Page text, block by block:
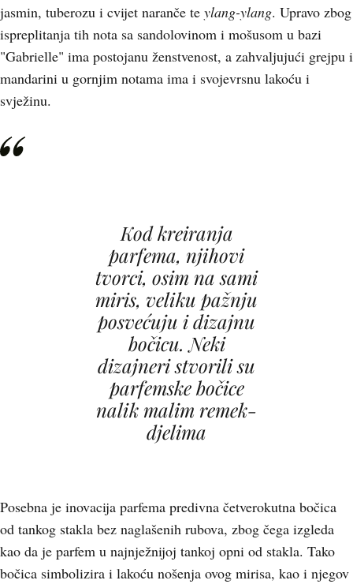
jasmin, tuberozu i cvijet naranče te ylang-ylang. Upravo zbog
ispreplitanja tih nota sa sandolovinom i mošusom u bazi
"Gabrielle" ima postojanu ženstvenost, a zahvaljujući grejpu i
mandarini u gornjim notama ima i svojevrsnu lakoću i
svježinu.
Kod kreiranja
parfema, njihovi
tvorci, osim na sami
miris, veliku pažnju
posvećuju i dizajnu
bočicu. Neki
dizajneri stvorili su
parfemske bočice
nalik malim remek-
djelima
Posebna je inovacija parfema predivna četverokutna bočica
od tankog stakla bez naglašenih rubova, zbog čega izgleda
kao da je parfem u najnježnijoj tankoj opni od stakla. Tako
bočica simbolizira i lakoću nošenja ovog mirisa, kao i njegov